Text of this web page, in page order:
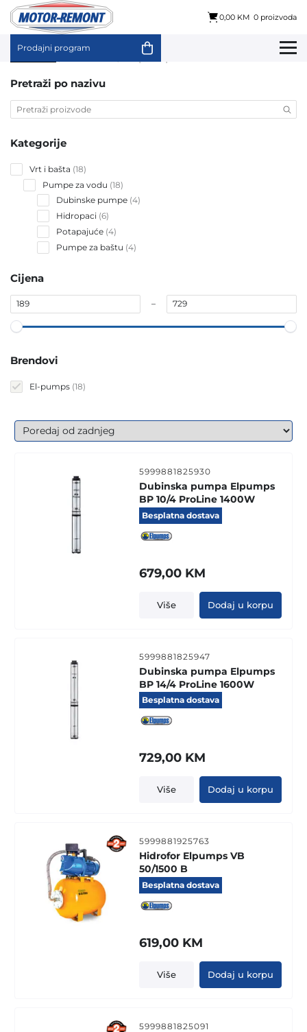
0,00 KM 0 proizvoda
Prodajni program
Početna / Brendovi / El-pumps
Pretraži po nazivu
Kategorije
Vrt i bašta 1818
Pumpe za vodu 1818
products
Dubinske pumpe 44
Hidropaci 66
products
Potapajuće 44
Pumpe za baštu 44
Cijena
–
Brendovi
El-pumps 1818
5999881825930
Dubinska pumpa Elpumps
BP 10/4 ProLine 1400W
Besplatna dostava
679,00 KM
Više Dodaj u korpu
5999881825947
Dubinska pumpa Elpumps
BP 14/4 ProLine 1600W
Besplatna dostava
729,00 KM
Više Dodaj u korpu
5999881925763
Hidrofor Elpumps VB
50/1500 B
Besplatna dostava
619,00 KM
Više Dodaj u korpu
5999881825091